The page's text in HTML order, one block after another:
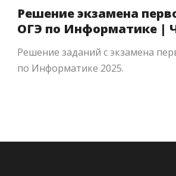
Решение экзамена
ОГЭ по Информатике |
Решение заданий с экзамена
по Информатике 2025.